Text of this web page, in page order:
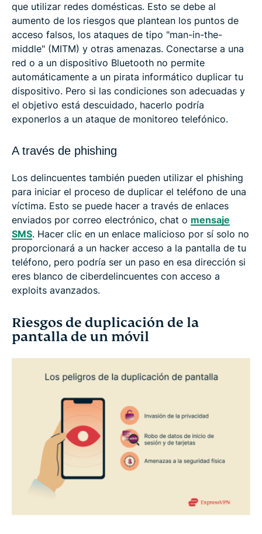
que utilizar redes domésticas. Esto se debe al
aumento de los riesgos que plantean los puntos de
acceso falsos, los ataques de tipo "man-in-the-
middle" (MITM) y otras amenazas. Conectarse a una
red o a un dispositivo Bluetooth no permite
automáticamente a un pirata informático duplicar tu
dispositivo. Pero si las condiciones son adecuadas y
el objetivo está descuidado, hacerlo podría
exponerlos a un ataque de monitoreo telefónico.
A través de phishing
Los delincuentes también pueden utilizar el phishing
para iniciar el proceso de duplicar el teléfono de una
víctima. Esto se puede hacer a través de enlaces
enviados por correo electrónico, chat o mensaje
SMS. Hacer clic en un enlace malicioso por sí solo no
proporcionará a un hacker acceso a la pantalla de tu
teléfono, pero podría ser un paso en esa dirección si
eres blanco de ciberdelincuentes con acceso a
exploits avanzados.
Riesgos de duplicación de la
pantalla de un móvil